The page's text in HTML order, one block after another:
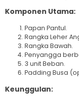
Komponen Utama:
Papan Pantul.
Rangka Leher
Rangka Bawah.
Penyangga
3 unit Beban.
Padding Busa
Keunggulan: